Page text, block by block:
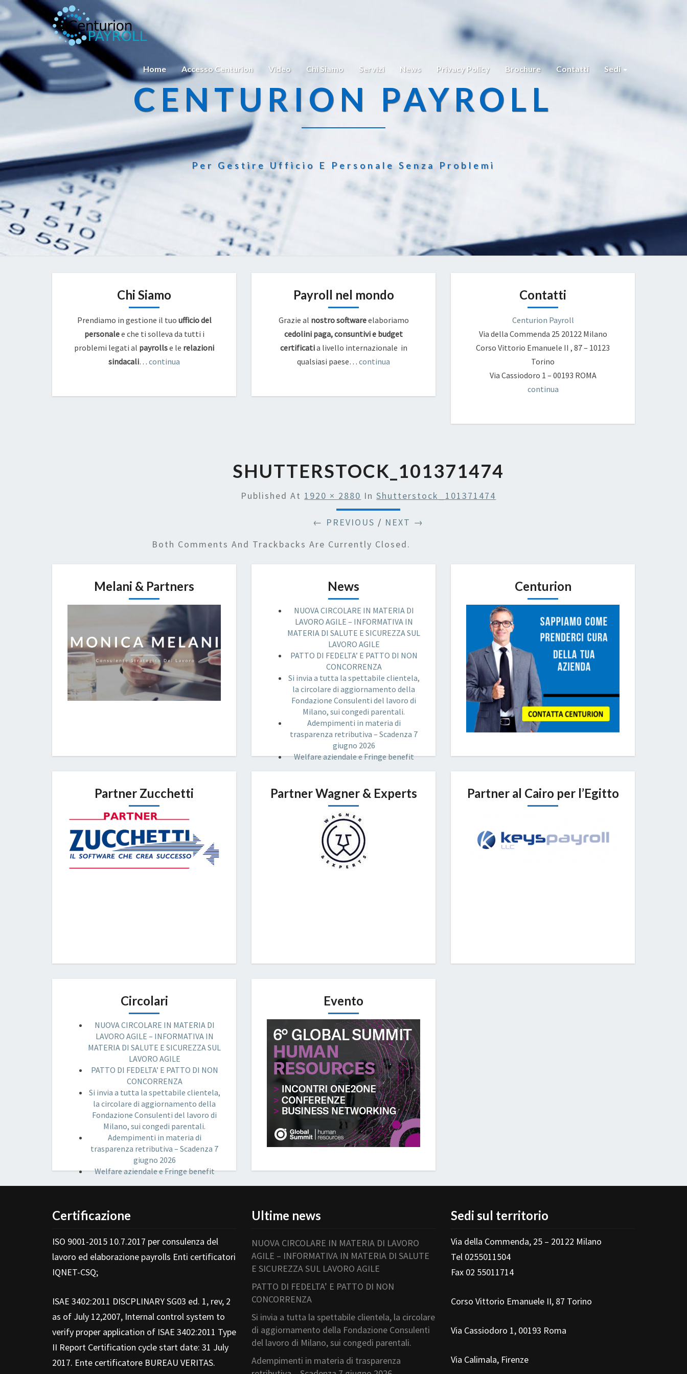
Home Accesso Centurion Video Chi Siamo Servizi News Privacy Policy Brochure Contatti Sedi
CENTURION PAYROLL
Per Gestire Ufficio E Personale Senza Problemi
Chi Siamo
Prendiamo in gestione il tuo ufficio del
personalee che ti solleva da tutti i
problemi legati al payrollse le relazioni
sindacali… continua
Payroll nel mondo
Grazie al nostro softwareelaboriamo
cedolini paga, consuntivi e budget
certificatia livello internazionale in
qualsiasi paese… continua
Contatti
Centurion Payroll
Via della Commenda 25 20122 Milano
Corso Vittorio Emanuele II , 87 – 10123
Torino
Via Cassiodoro 1 – 00193 ROMA
continua
SHUTTERSTOCK_101371474
PublishedAt 1920 × 2880 InShutterstock_101371474
← PREVIOUS / NEXT →
Both Comments And Trackbacks Are Currently Closed.
Melani & Partners
Partner Zucchetti
Circolari
NUOVA CIRCOLARE IN MATERIA DI
LAVORO AGILE – INFORMATIVA IN
MATERIA DI SALUTE E SICUREZZA SUL
LAVORO AGILE
PATTO DI FEDELTA’ E PATTO DI NON
CONCORRENZA
Si invia a tutta la spettabile clientela,
la circolare di aggiornamento della
Fondazione Consulenti del lavoro di
Milano, sui congedi parentali.
Adempimenti in materia di
trasparenza retributiva – Scadenza 7
giugno 2026
Welfare aziendale e Fringe benefit
News
NUOVA CIRCOLARE IN MATERIA DI
LAVORO AGILE – INFORMATIVA IN
MATERIA DI SALUTE E SICUREZZA SUL
LAVORO AGILE
PATTO DI FEDELTA’ E PATTO DI NON
CONCORRENZA
Si invia a tutta la spettabile clientela,
la circolare di aggiornamento della
Fondazione Consulenti del lavoro di
Milano, sui congedi parentali.
Adempimenti in materia di
trasparenza retributiva – Scadenza 7
giugno 2026
Welfare aziendale e Fringe benefit
Partner Wagner & Experts
Evento
Centurion
Partner al Cairo per l’Egitto
Certificazione
ISO 9001-2015 10.7.2017 per consulenza del
lavoro ed elaborazione payrolls Enti certificatori
IQNET-CSQ;
ISAE 3402:2011 DISCPLINARY SG03 ed. 1, rev, 2
as of July 12,2007, Internal control system to
verify proper application of ISAE 3402:2011 Type
II Report Certification cycle start date: 31 July
2017. Ente certificatore BUREAU VERITAS.
Ultime news
NUOVA CIRCOLARE IN MATERIA DI LAVORO
AGILE – INFORMATIVA IN MATERIA DI SALUTE
E SICUREZZA SUL LAVORO AGILE
PATTO DI FEDELTA’ E PATTO DI NON
CONCORRENZA
Si invia a tutta la spettabile clientela, la circolare
di aggiornamento della Fondazione Consulenti
del lavoro di Milano, sui congedi parentali.
Adempimenti in materia di trasparenza
Sedi sul territorio
Via della Commenda, 25 – 20122 Milano
Tel 0255011504
Fax 02 55011714
Corso Vittorio Emanuele II, 87 Torino
Via Cassiodoro 1, 00193 Roma
Via Calimala, Firenze